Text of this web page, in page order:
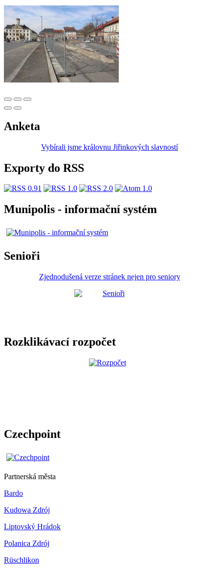
Anketa
Vybírali jsme královnu Jiřinkových slavností
Exporty do RSS
Munipolis - informační systém
Senioři
Zjednodušená verze stránek nejen pro seniory
Rozklikávací rozpočet
Czechpoint
Partnerská města
Bardo
Kudowa Zdrój
Liptovský Hrádok
Polanica Zdrój
Rüschlikon